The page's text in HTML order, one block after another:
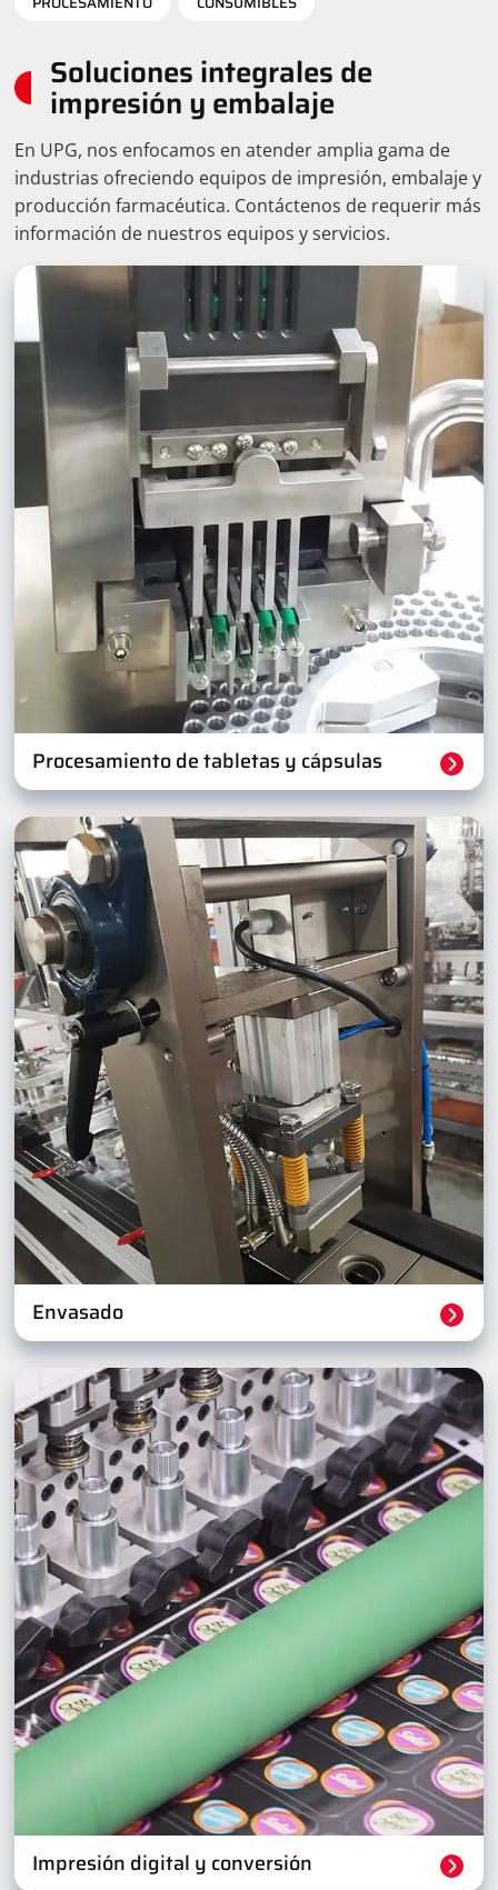
Soluciones integrales de
impresión y embalaje
En UPG, nos enfocamos en atender amplia gama de
industrias ofreciendo equipos de impresión, embalaje y
producción farmacéutica. Contáctenos de requerir más
información de nuestros equipos y servicios.
Procesamiento de tabletas y cápsulas
Envasado
Impresión digital y conversión